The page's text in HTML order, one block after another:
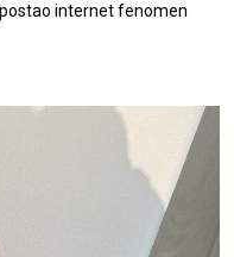
internet fenomen